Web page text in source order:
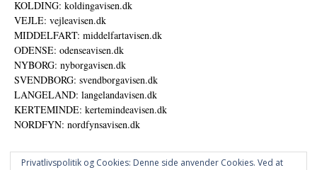
KOLDING: koldingavisen.dk
VEJLE: vejleavisen.dk
MIDDELFART: middelfartavisen.dk
ODENSE: odenseavisen.dk
NYBORG: nyborgavisen.dk
SVENDBORG: svendborgavisen.dk
LANGELAND: langelandavisen.dk
KERTEMINDE: kertemindeavisen.dk
NORDFYN: nordfynsavisen.dk
Privatlivspolitik og Cookies: Denne side anvender Cookies. Ved at